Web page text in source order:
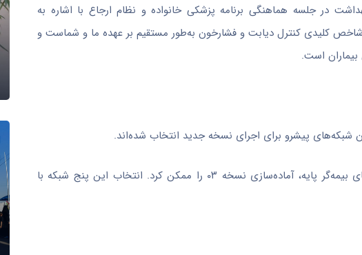
در جلسه هماهنگی برنامه پزشکی خانواده و نظام ارجاع با اشاره به
کلیدی کنترل دیابت و فشارخون به‌طور مستقیم بر عهده ما و شماست و
است.
شبکه‌های پیشرو برای اجرای نسخه جدید انتخاب شده‌اند.
وی افزود: بازدیدهای میدانی، جلسات کارشناسی متعدد و همکاری فعال سازمان‌های بیمه‌گر پایه، آماده‌سازی نسخه ۰۳ را ممکن کرد. انتخاب این پنج شبکه با